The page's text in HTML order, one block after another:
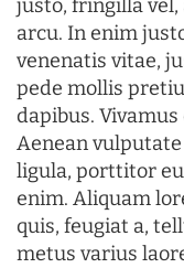
justo, fringilla vel,
arcu. In enim
venenatis vitae,
pede mollis
dapibus.
Aenean
ligula, porttitor
enim. Aliquam
quis, feugiat a,
metus varius